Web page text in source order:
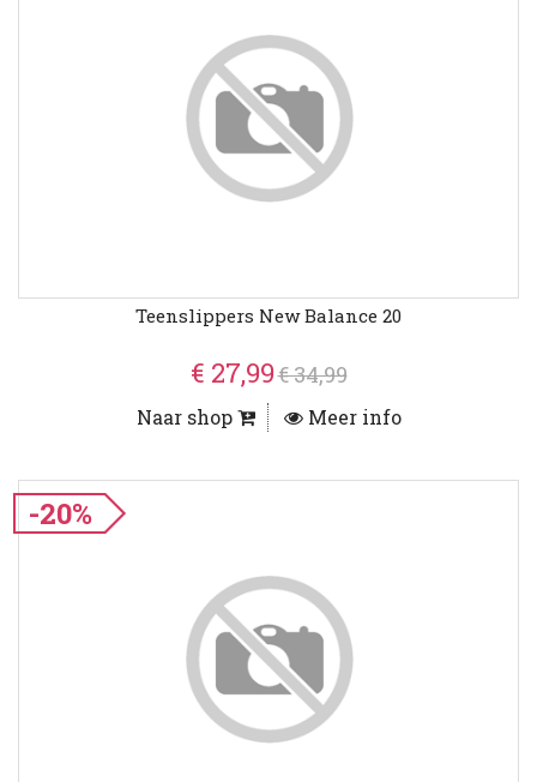
Teenslippers New Balance 20
€ 27,99€ 34,99
Naar shop Meer info
-20%